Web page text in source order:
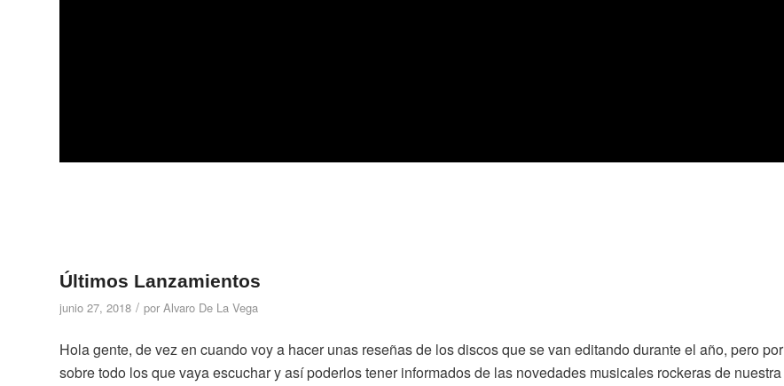
Últimos Lanzamientos
junio 27, 2018 / por Alvaro De La Vega
Hola gente, de vez en cuando voy a hacer unas reseñas de los discos que se van editando durante el año, pero por
sobre todo los que vaya escuchar y así poderlos tener informados de las novedades musicales rockeras de nuestra